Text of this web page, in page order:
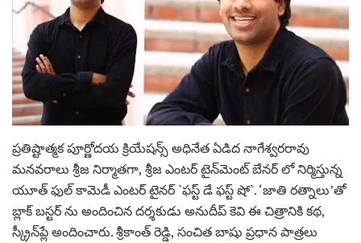
ప్రతిష్టాత్మక పూర్ణోదయ క్రియేషన్స్ అధినేత‌ ఏడిద నాగేశ్వర‌రావు
మ‌నవ‌రాలు శ్రీ‌జ నిర్మాత‌గా, శ్రీ‌జ ఎంట‌ర్‌ టైన్‌మెంట్ బేన‌ర్‌ లో నిర్మిస్తున్న
యూత్ ఫుల్ కామెడీ ఎంటర్ టైనర్ `ఫ‌స్ట్ డే ఫ‌స్ట్ షో`. ‘జాతి రత్నాలు’తో
బ్లాక్‌ బస్టర్‌ ను అందించిన దర్శకుడు అనుదీప్ కెవి ఈ చిత్రానికి కథ,
స్క్రీన్‌ప్లే అందించారు. శ్రీకాంత్ రెడ్డి, సంచిత బాషు ప్రధాన పాత్రలు